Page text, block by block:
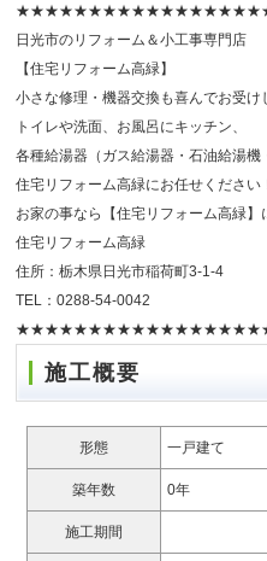
日光市のリフォーム＆小工事専門店
【住宅リフォーム高緑】
小さな修理・機器交換も喜んでお受け
トイレや洗面、お風呂にキッチン、
各種給湯器（ガス給湯器・石油給湯
住宅リフォーム高緑にお任せください
お家の事なら【住宅リフォーム高緑】
住宅リフォーム高緑
住所：栃木県日光市稲荷町3-1-4
TEL：0288-54-0042
施工概要
形態 一戸建て
築年数 0年
施工期間